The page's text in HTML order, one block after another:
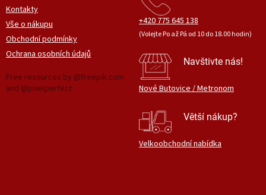
Kontakty
Vše o nákupu
Obchodní podmínky
Ochrana osobních údajů
Free resources by @freepik.com
and @pixelperfect
+420 775 645 138
(Volejte Po až Pá od 10 do 18.00 hodin)
Navštivte nás!
Nové Butovice / Metronom
Větší nákup?
Velkoobchodní nabídka